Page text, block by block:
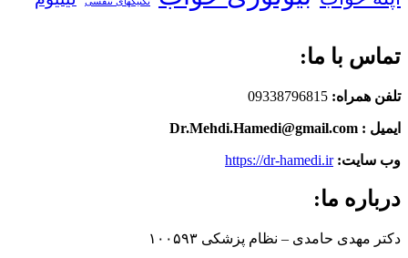
تماس با ما:
تلفن همراه: 09338796815
ایمیل : Dr.Mehdi.Hamedi@gmail.com
وب سایت: https://dr-hamedi.ir
درباره ما:
دکتر مهدی حامدی – نظام پزشکی ۱۰۰۵۹۳